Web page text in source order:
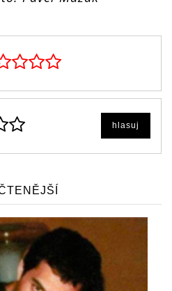
hlasuj